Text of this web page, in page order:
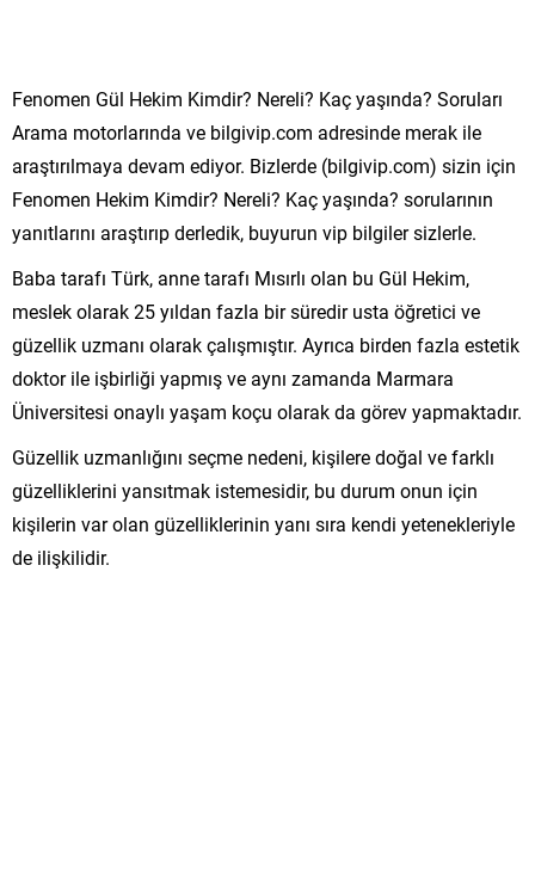
Fenomen Gül Hekim Kimdir? Nereli? Kaç yaşında? Soruları
Arama motorlarında ve bilgivip.com adresinde merak ile
araştırılmaya devam ediyor. Bizlerde (bilgivip.com) sizin için
Fenomen Hekim Kimdir? Nereli? Kaç yaşında? sorularının
yanıtlarını araştırıp derledik, buyurun vip bilgiler sizlerle.
Baba tarafı Türk, anne tarafı Mısırlı olan bu Gül Hekim,
meslek olarak 25 yıldan fazla bir süredir usta öğretici ve
güzellik uzmanı olarak çalışmıştır. Ayrıca birden fazla estetik
doktor ile işbirliği yapmış ve aynı zamanda Marmara
Üniversitesi onaylı yaşam koçu olarak da görev yapmaktadır.
Güzellik uzmanlığını seçme nedeni, kişilere doğal ve farklı
güzelliklerini yansıtmak istemesidir, bu durum onun için
kişilerin var olan güzelliklerinin yanı sıra kendi yetenekleriyle
de ilişkilidir.